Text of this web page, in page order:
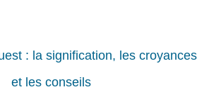
: la signification, les croyances
et les conseils